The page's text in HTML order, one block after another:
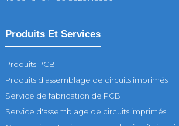
Produits Et Services
Produits PCB
Produits d'assemblage de circuits imprimés
Service de fabrication de PCB
Service d'assemblage de circuits imprimés